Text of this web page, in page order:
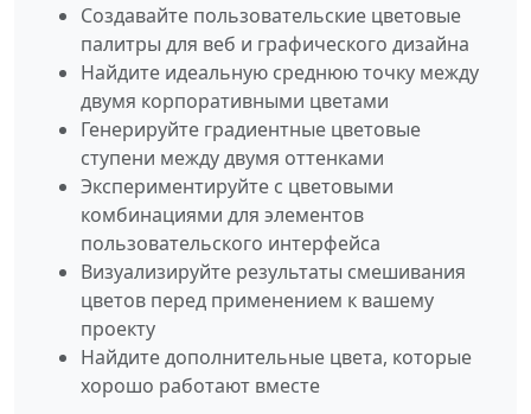
Создавайте пользовательские цветовые
палитры для веб и графического дизайна
Найдите идеальную среднюю точку между
двумя корпоративными цветами
Генерируйте градиентные цветовые
ступени между двумя оттенками
Экспериментируйте с цветовыми
комбинациями для элементов
пользовательского интерфейса
Визуализируйте результаты смешивания
цветов перед применением к вашему
проекту
Найдите дополнительные цвета, которые
хорошо работают вместе